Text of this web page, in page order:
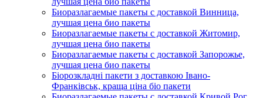
Биоразлагаемые пакеты с доставкой Винница,
лучшая цена био пакеты
Биоразлагаемые пакеты с доставкой Житомир,
лучшая цена био пакеты
Биоразлагаемые пакеты с доставкой Запорожье,
лучшая цена био пакеты
Біорозкладні пакети з доставкою Івано-
Франківськ, краща ціна біо пакети